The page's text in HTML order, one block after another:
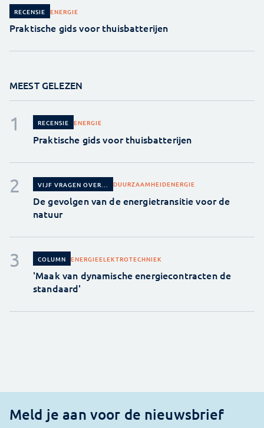
RECENSIE ENERGIE
Praktische gids voor thuisbatterijen
MEEST GELEZEN
RECENSIE ENERGIE
Praktische gids voor thuisbatterijen
VIJF VRAGEN OVER... DUURZAAMHEIDENERGIE
De gevolgen van de energietransitie voor de
natuur
COLUMN ENERGIEELEKTROTECHNIEK
'Maak van dynamische energiecontracten de
standaard'
Meld je aan voor de nieuwsbrief